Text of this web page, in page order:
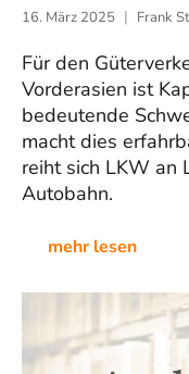
16. März 2025 Frank
Für den
Vorderasien ist
bedeutende
macht dies
reiht sich LKW an
Autobahn.
mehr lesen